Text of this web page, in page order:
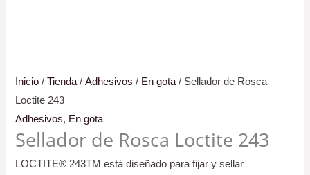
Inicio /Tienda/Adhesivos / En gota/ Sellador de Rosca
Loctite 243
Adhesivos, En gota
Sellador de Rosca Loctite 243
LOCTITE® 243TM está diseñado para fijar y sellar